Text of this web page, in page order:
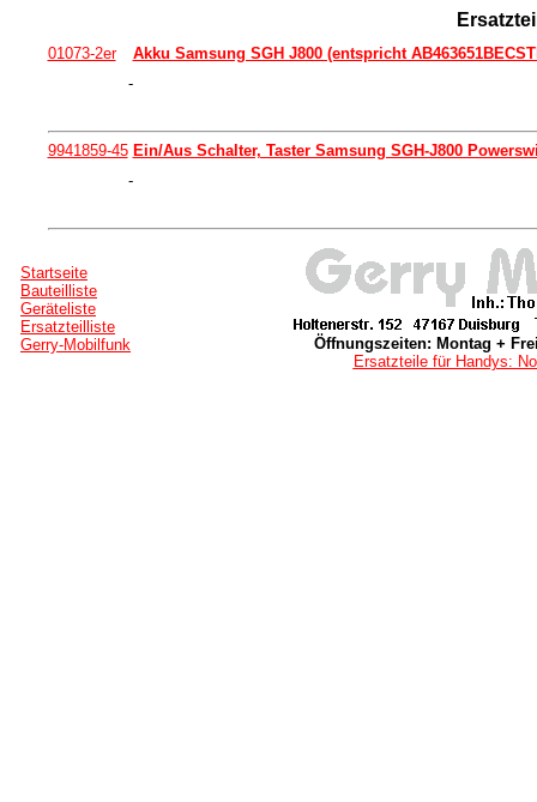
01073-2er
-
Akku Samsung SGH J800 (entspricht
9941859-45
-
Ein/Aus Schalter, Taster Samsung SGH-J800
Startseite
Bauteilliste
Geräteliste
Ersatzteilliste
Gerry-Mobilfunk
Öffnungszeiten: Montag +
Ersatzteile für Handys: